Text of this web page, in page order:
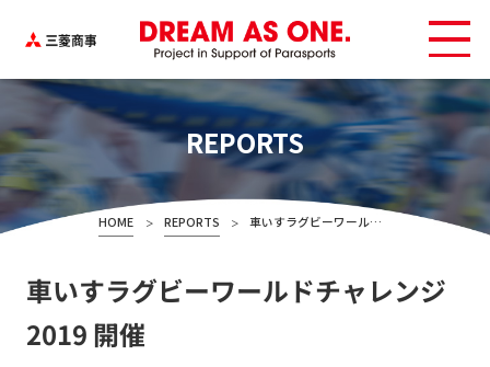
REPORTS
HOME REPORTS 車いすラグビーワールドチャレンジ2019 開催
車いすラグビーワールドチャレンジ
2019 開催